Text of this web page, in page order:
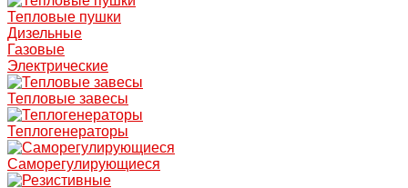
Тепловые пушки
Дизельные
Газовые
Электрические
Тепловые завесы
Теплогенераторы
Саморегулирующиеся